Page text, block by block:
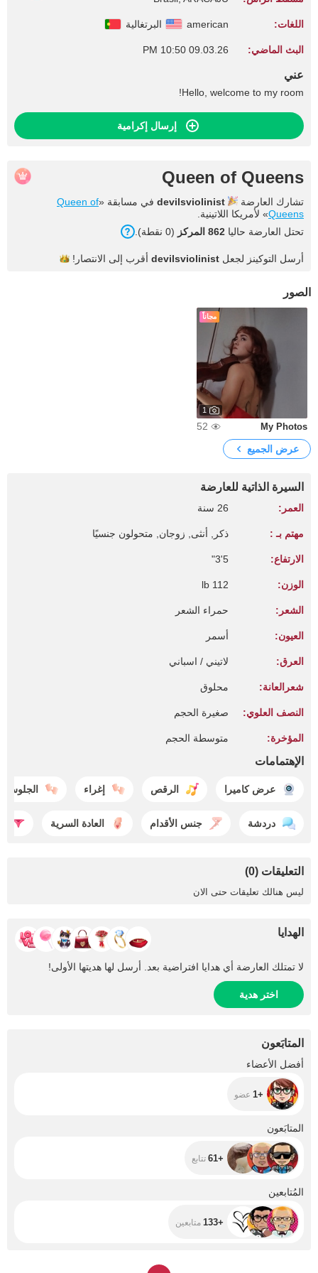
اللغات: american البرتغالية
البث الماضي: 09.03.26 10:50 PM
عني
Hello, welcome to my room!
إرسال إكرامية
Queen of Queens
تشارك العارضة devilsviolinist في مسابقة «Queen of
Queens» لأمريكا اللاتينية.
تحتل العارضة حاليا 862 المركز (0 نقطة).
أرسل التوكينز لجعل devilsviolinist أقرب إلى الانتصار!
الصور
مجاناً
1
My Photos
52
عرض الجميع
السيرة الذاتية للعارضة
العمر: 26 سنة
مهتم بـ : ذكر, أنثى, زوجان, متحولون جنسيًا
الارتفاع: 5'3"
الوزن: 112 lb
الشعر: حمراء الشعر
العيون: أسمر
العرق: لاتيني / اسباني
شعرالعانة: محلوق
النصف العلوي: صغيرة الحجم
المؤخرة: متوسطة الحجم
الإهتمامات
عرض كاميرا الرقص إغراء الجلوس
دردشة جنس الأقدام العادة السرية
التعليقات (0)
ليس هنالك تعليقات حتى الان
الهدايا
لا تمتلك العارضة أي هدايا افتراضية بعد. أرسل لها هديتها الأولى!
اختر هدية
المتابَعون
أفضل الأعضاء
+1 عضو
المتابَعون
+61 تتابع
المُتابعين
+133 متابعين